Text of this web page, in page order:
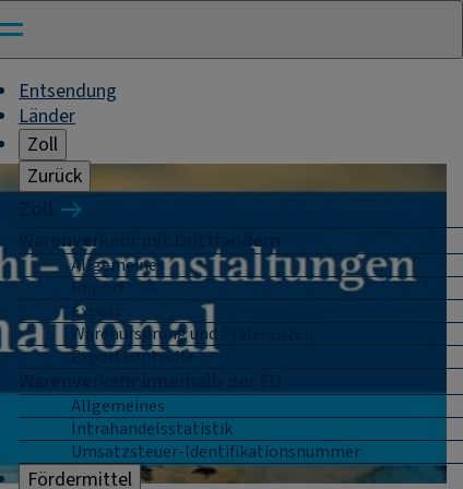
Entsendung
Länder
Zoll
Zurück
Warenverkehr mit Drittländern
Allgemeines
Import
Export
Warenursprung und Präferenzen
Exportkontrolle
Allgemeines
Intrahandelsstatistik
Umsatzsteuer-Identifikationsnummer
Fördermittel